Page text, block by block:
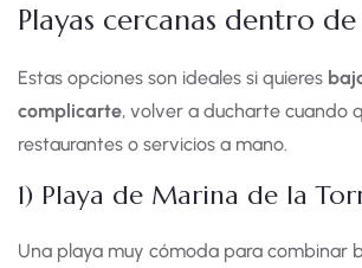
Playas cercanas dentro
Estas opciones son ideales si quieres
complicarte, volver a ducharte cuando
restaurantes o servicios a mano.
1) Playa de Marina de la
Una playa muy cómoda para combinar